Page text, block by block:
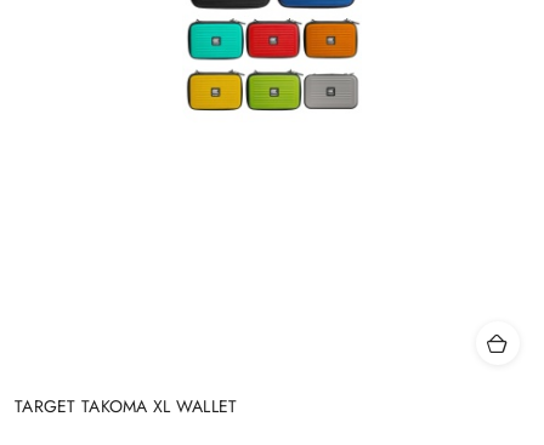
TARGET TAKOMA XL WALLET